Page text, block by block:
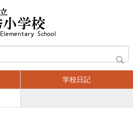
学校日記